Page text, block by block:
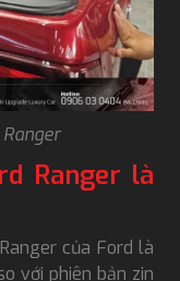
Ranger là
của Ford là
với phiên bản zin